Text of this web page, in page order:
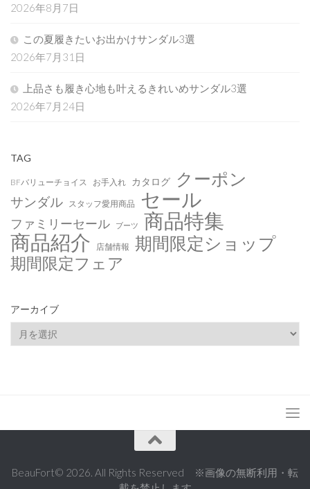
2026年8月7日
この夏履きたいお出かけサンダル3選
2026年7月31日
上品さも履き心地も叶えるきれいめサンダル3選
2026年7月24日
TAG
BFバリューチョイス お手入れ カタログ クーポン
サンダル スタッフ愛用商品 セール
ファミリーセール ブーツ 商品特集
商品紹介 店舗情報 期間限定ショップ
期間限定フェア
アーカイブ
ー
BeauFort© 2026. All Rights Reserved ※画像の無断利用・転